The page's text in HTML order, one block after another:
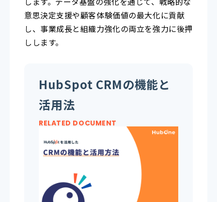
意思決定支援や顧客体験価値の最大化に貢献
し、事業成長と組織力強化の両立を強力に後押
しします。
HubSpot CRMの機能と
活用法
RELATED DOCUMENT